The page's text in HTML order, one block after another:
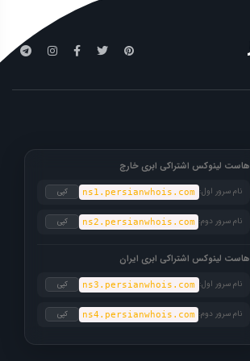
هاست لینوکس اشتراکی ابری خارج
نام سرور اول: ns1.persianwhois.com کپی
نام سرور دوم: ns2.persianwhois.com کپی
هاست لینوکس اشتراکی ابری ایران
نام سرور اول: ns3.persianwhois.com کپی
نام سرور دوم: ns4.persianwhois.com کپی